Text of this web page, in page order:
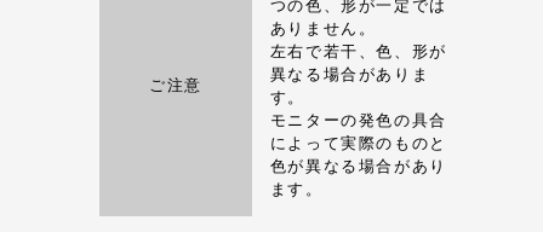
ご注意
つの色、形が一定では
ありません。
左右で若干、色、形が
異なる場合がありま
す。
モニターの発色の具合
によって実際のものと
色が異なる場合があり
ます。